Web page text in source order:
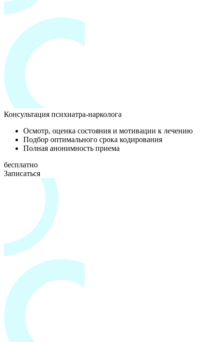
Консультация психиатра-нарколога
Осмотр, оценка состояния и мотивации к лечению
Подбор оптимального срока кодирования
Полная анонимность приема
бесплатно
Записаться